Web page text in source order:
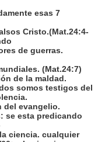
esas 7
Cristo.(Mat.24:4-
de guerras.
(Mat.24:7)
de la maldad.
somos testigos del
del evangelio.
se esta predicando
ciencia. cualquier